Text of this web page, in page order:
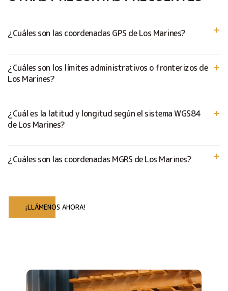
¿Cuáles son las coordenadas GPS de Los Marines?
¿Cuáles son los límites administrativos o fronterizos de
Los Marines?
¿Cuál es la latitud y longitud según el sistema WGS84
de Los Marines?
¿Cuáles son las coordenadas MGRS de Los Marines?
¡LLÁMENOS AHORA!